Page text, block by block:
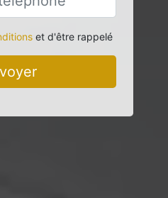
et d'être rappelé